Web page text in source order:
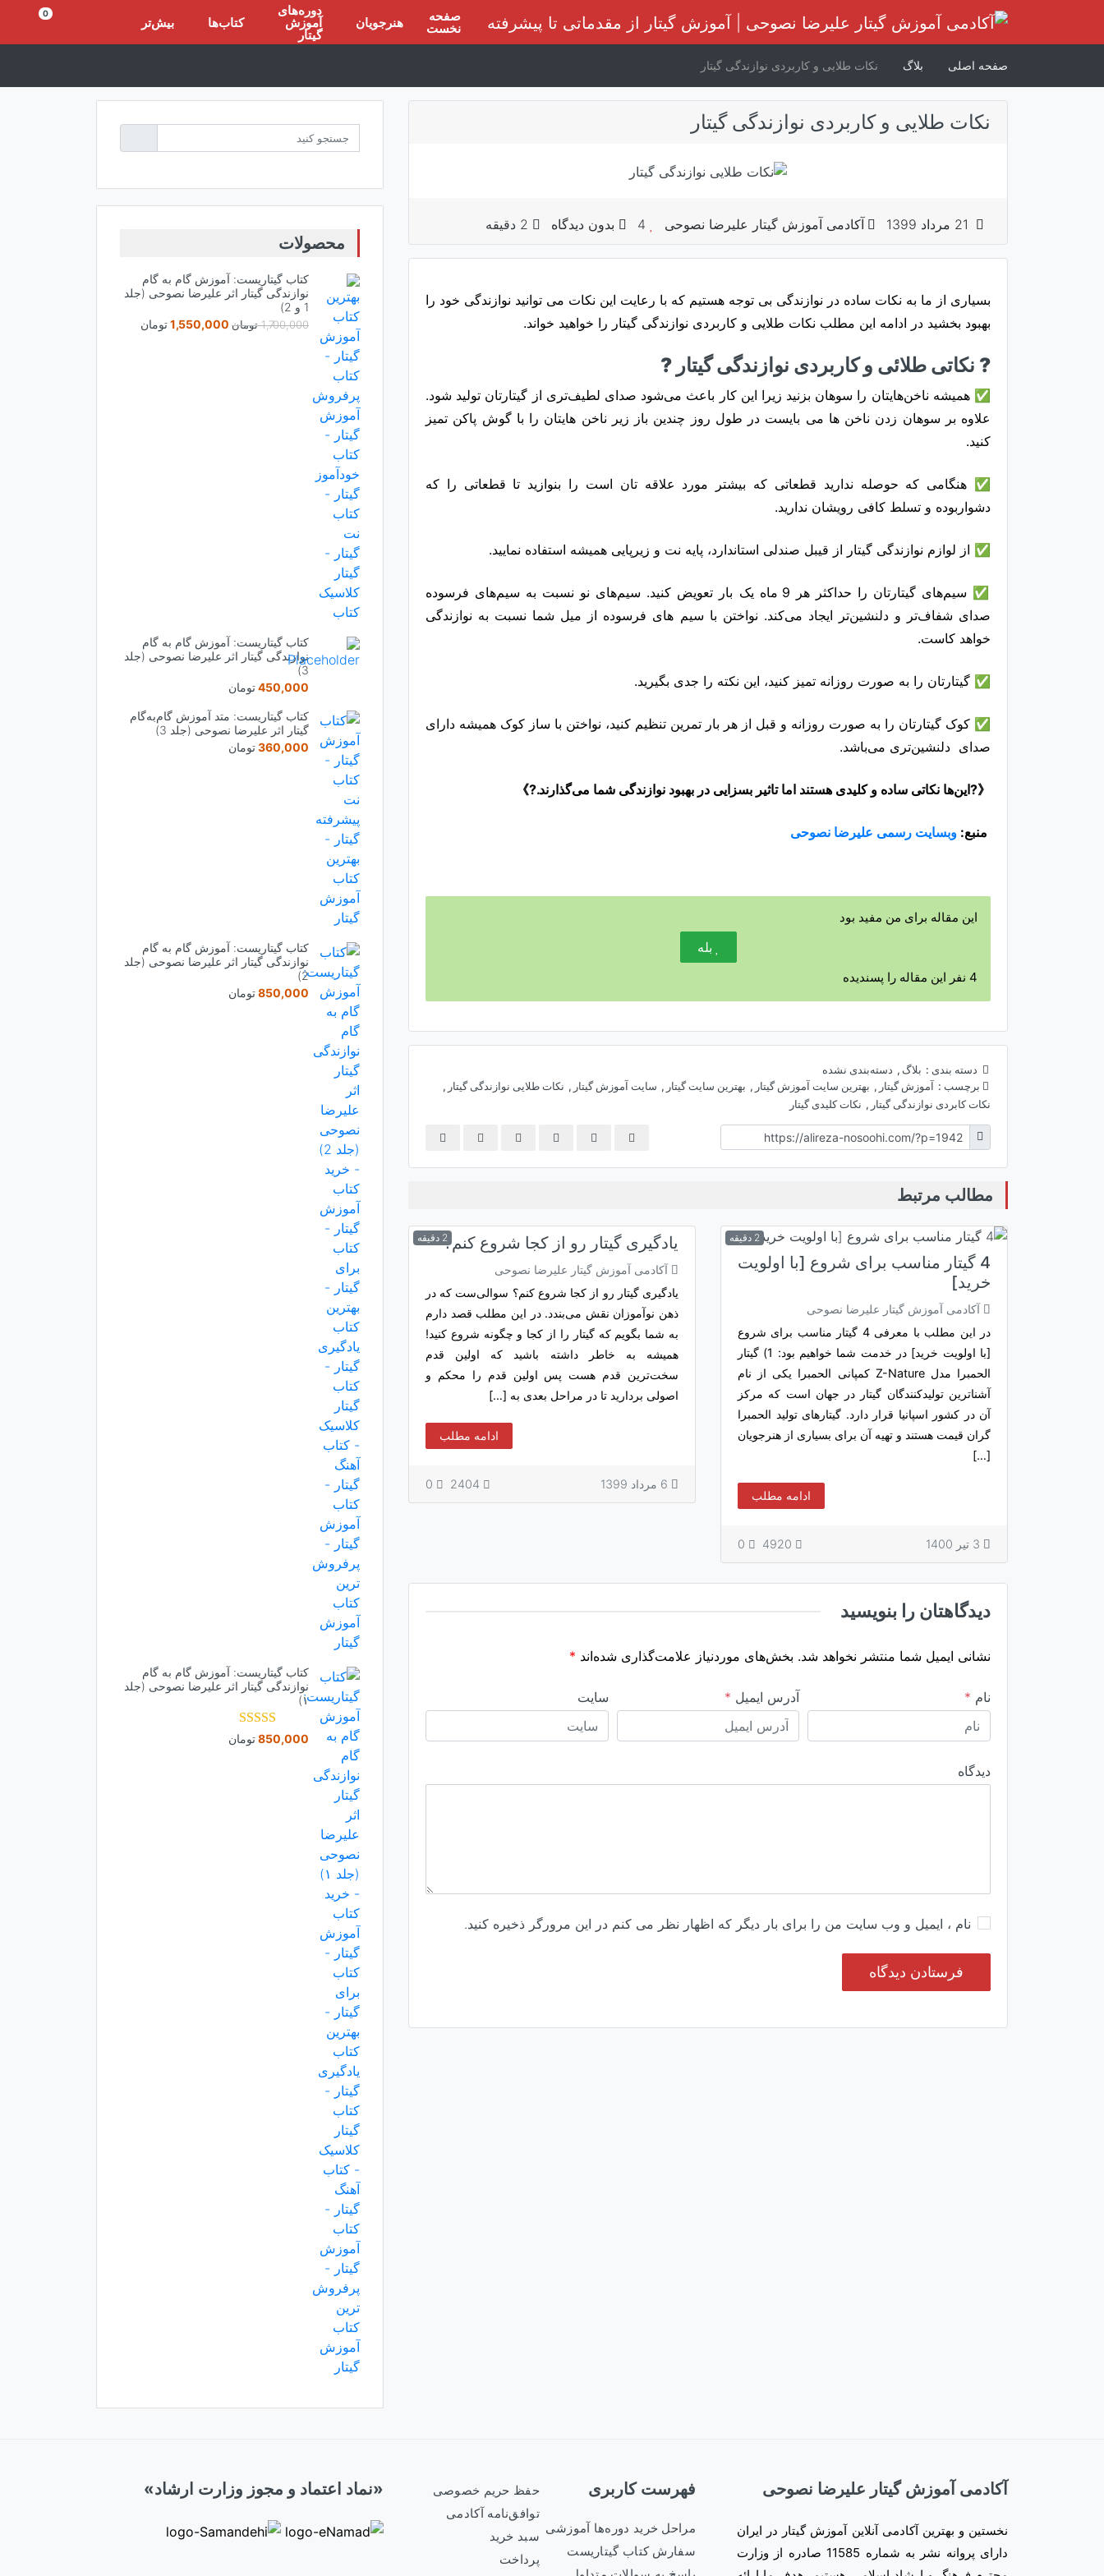
محتوا
صفحه
نخست هنرجویان
دوره‌های
آموزش
گیتار
کتاب‌ها بیش‌تر
0
صفحه اصلی بلاگ نکات طلایی و کاربردی نوازندگی گیتار
نکات طلایی و کاربردی نوازندگی گیتار
آکادمی آموزش گیتار علیرضا نصوحی 4 بدون دیدگاه 2 دقیقه
بسیاری از ما به نکات ساده در نوازندگی بی توجه هستیم که با رعایت این نکات می توانید نوازندگی خود را
بهبود بخشید در ادامه این مطلب نکات طلایی و کاربردی نوازندگی گیتار را خواهید خواند.
? نکاتی طلائی و کاربردی نوازندگی گیتار ?
✅ همیشه ناخن‌هایتان را سوهان بزنید زیرا این کار باعث می‌شود صدای لطیف‌تری از گیتارتان تولید شود.
علاوه بر سوهان زدن ناخن ها می بایست در طول روز چندین باز زیر ناخن هایتان را با گوش پاکن تمیز
کنید.
✅ هنگامی که حوصله ندارید قطعاتی که بیشتر مورد علاقه تان است را بنوازید تا قطعاتی را که
دشواربوده و تسلط کافی رویشان ندارید.
✅ از لوازم نوازندگی گیتار از قیبل صندلی استاندارد، پایه نت و زیرپایی همیشه استفاده نمایید.
✅ سیم‌های گیتارتان را حداکثر هر 9 ماه یک بار تعویض کنید. سیم‌های نو نسبت به سیم‌های فرسوده
صدای شفاف‌تر و دلنشین‌تر ایجاد می‌کند. نواختن با سیم های فرسوده از میل شما نسبت به نوازندگی
خواهد کاست.
✅ گیتارتان را به صورت روزانه تمیز کنید، این نکته را جدی بگیرید.
✅ کوک گیتارتان را به صورت روزانه و قبل از هر بار تمرین تنظیم کنید، نواختن با ساز کوک همیشه دارای
صدای دلنشین‌تری می‌باشد.
《?این‌ها نکاتی ساده و کلیدی هستند‌ اما تاثیر بسزایی در بهبود نوازندگی شما می‌گذارند.?》
منبع: وبسایت رسمی علیرضا نصوحی
این مقاله برای من مفید بود
بله
4 نفر این مقاله را پسندیده
دسته بندی : بلاگ , دسته‌بندی نشده
برچسب : آموزش گیتار , بهترین سایت آموزش گیتار , بهترین سایت گیتار , سایت آموزش گیتار , نکات طلایی نوازندگی گیتار ,
نکات کابردی نوازندگی گیتار , نکات کلیدی گیتار
مطالب مرتبط
2 دقیقه
4 گیتار مناسب برای شروع [با اولویت
خرید]
آکادمی آموزش گیتار علیرضا نصوحی
در این مطلب با معرفی 4 گیتار مناسب برای شروع
[با اولویت خرید] در خدمت شما خواهیم بود: 1) گیتار
الحمبرا مدل Z-Nature کمپانی الحمبرا یکی از نام
آشناترین تولیدکنندگان گیتار در جهان است که مرکز
آن در کشور اسپانیا قرار دارد. گیتارهای تولید الحمبرا
گران قیمت هستند و تهیه آن برای بسیاری از هنرجویان
[…]
ادامه مطلب
2 دقیقه
یادگیری گیتار رو از کجا شروع کنم؟
آکادمی آموزش گیتار علیرضا نصوحی
یادگیری گیتار رو از کجا شروع کنم؟ سوالی‌ست که در
ذهن نوآموزان نقش می‌بندد. در این مطلب قصد دارم
به شما بگویم‌ که گیتار را از کجا و چگونه شروع کنید!
همیشه به خاطر داشته باشید که اولین قدم
سخت‌ترین قدم هست پس اولین قدم را محکم و
اصولی بردارید تا در مراحل بعدی به […]
ادامه مطلب
دیدگاهتان را بنویسید
نشانی ایمیل شما منتشر نخواهد شد. بخش‌های موردنیاز علامت‌گذاری شده‌اند *
نام * آدرس ایمیل * سایت
دیدگاه
نام ، ایمیل و وب سایت من را برای بار دیگر که اظهار نظر می کنم در این مرورگر ذخیره کنید.
Search
for:
محصولات
کتاب گیتاریست: آموزش گام به گام
نوازندگی گیتار اثر علیرضا نصوحی (جلد
1 و 2)
1,700,000 تومان قیمت
1,550,000تومان
کتاب گیتاریست: آموزش گام به گام
نوازندگی گیتار اثر علیرضا نصوحی (جلد
3)
450,000تومان
کتاب گیتاریست: متد آموزش گام‌به‌گام
گیتار اثر علیرضا نصوحی (جلد 3)
360,000تومان
کتاب گیتاریست: آموزش گام به گام
نوازندگی گیتار اثر علیرضا نصوحی (جلد
2)
850,000تومان
کتاب گیتاریست: آموزش گام به گام
نوازندگی گیتار اثر علیرضا نصوحی (جلد
۱)
نمره
850,000تومان
آکادمی آموزش گیتار علیرضا نصوحی
نخستین و بهترین آکادمی آنلاین آموزش گیتار در ایران
دارای پروانه نشر به شماره 11585 صادره از وزارت
فهرست کاربری
مراحل خرید دوره‌ها آموزشی
سفارش کتاب گیتاریست
حفظ حریم خصوصی
توافق‌نامه آکادمی
سبد خرید
پرداخت
«نماد اعتماد و مجوز وزارت ارشاد»